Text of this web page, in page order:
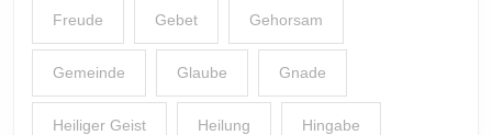
Freude Gebet Gehorsam
Gemeinde Glaube Gnade
Heiliger Geist Heilung Hingabe